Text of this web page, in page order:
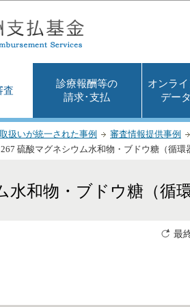
査
診療報酬等の
請求･支払
オンラ
デー
扱いが統一された事例 審査情報提供事例
267 硫酸マグネシウム水和物・ブドウ糖（循環
水和物・ブドウ糖（循環
最